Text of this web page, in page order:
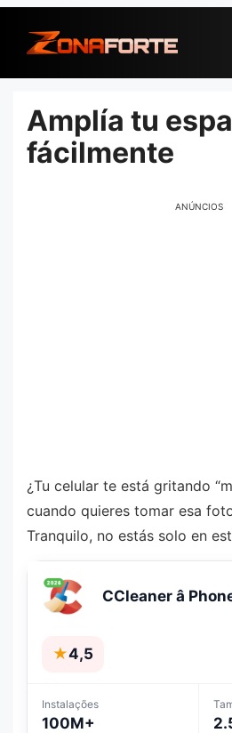
para
conteúdo
Amplía tu
fácilmente
ANÚNCIOS
¿Tu celular te está gritando
cuando quieres tomar esa
Tranquilo, no estás solo en
CCleaner â
★4,5
Instalações
100M+